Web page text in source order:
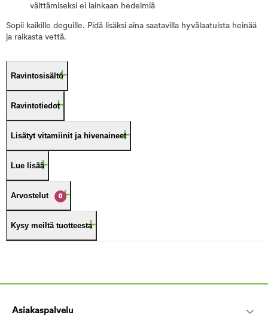
välttämiseksi ei lainkaan hedelmiä
Sopii kaikille deguille. Pidä lisäksi aina saatavilla hyvälaatuista heinää
ja raikasta vettä.
Ravintosisältö
Ravintotiedot
Lisätyt vitamiinit ja hivenaineet
Lue lisää
Arvostelut 0
Kysy meiltä tuotteesta
Asiakaspalvelu